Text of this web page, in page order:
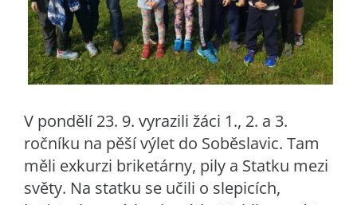
V pondělí 23. 9. vyrazili žáci 1., 2. a 3.
ročníku na pěší výlet do Soběslavic. Tam
měli exkurzi briketárny, pily a Statku mezi
světy. Na statku se učili o slepicích,